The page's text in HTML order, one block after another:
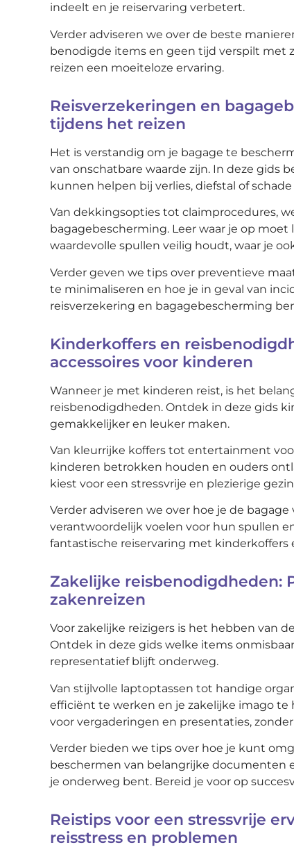
indeelt en je reiservaring verbetert.
Verder adviseren we over de beste
benodigde items en geen tijd verspilt met
reizen een moeiteloze ervaring.
Reisverzekeringen en
tijdens het reizen
Het is verstandig om je bagage te
van onschatbare waarde zijn. In deze gids
kunnen helpen bij verlies, diefstal of schade
Van dekkingsopties tot claimprocedures,
bagagebescherming. Leer waar je op
waardevolle spullen veilig houdt, waar je
Verder geven we tips over preventieve
te minimaliseren en hoe je in geval van
reisverzekering en bagagebescherming
Kinderkoffers en
accessoires voor kinderen
Wanneer je met kinderen reist, is het
reisbenodigdheden. Ontdek in deze gids
gemakkelijker en leuker maken.
Van kleurrijke koffers tot entertainment
kinderen betrokken houden en ouders
kiest voor een stressvrije en plezierige
Verder adviseren we over hoe je de
verantwoordelijk voelen voor hun spullen
fantastische reiservaring met kinderkoffers
Zakelijke reisbenodigdheden:
zakenreizen
Voor zakelijke reizigers is het hebben van
Ontdek in deze gids welke items
representatief blijft onderweg.
Van stijlvolle laptoptassen tot handige
efficiënt te werken en je zakelijke imago te
voor vergaderingen en presentaties,
Verder bieden we tips over hoe je kunt
beschermen van belangrijke documenten
je onderweg bent. Bereid je voor op
Reistips voor een stressvrije
reisstress en problemen